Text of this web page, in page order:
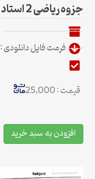
جزوه ریاضی 2 استاد پرهیزکار رشته عمران
فرمت فایل دانلودی : pdf
قیمت : 25,000
افزودن به سبد خرید